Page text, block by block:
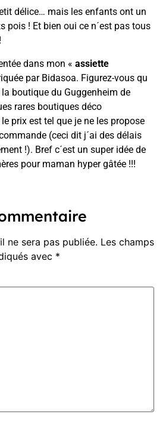
délice… mais les enfants ont un
pois ! Et bien oui ce n´est pas tous
dans mon « assiette
par Bidasoa. Figurez-vous qu
la boutique du Guggenheim de
rares boutiques déco
prix est tel que je ne les propose
(ceci dit j´ai des délais
!). Bref c´est un super idée de
pour maman hyper gâtée !!!
ne sera pas publiée. Les champs
avec *